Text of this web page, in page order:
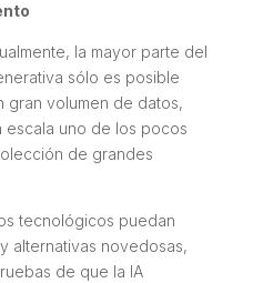
la mayor parte del
sólo es posible
gran volumen de datos,
escala uno de los pocos
de grandes
tecnológicos puedan
alternativas novedosas,
de que la IA